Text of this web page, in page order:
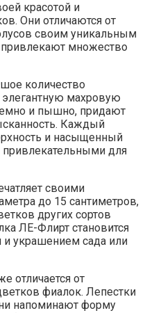
красотой и
Они отличаются от
своим уникальным
множество
количество
махровую
и пышно, придают
Каждый
и насыщенный
привлекательными для
своими
до 15 сантиметров,
других сортов
ЛЕ-Флирт становится
украшением сада или
отличается от
фиалок. Лепестки
напоминают форму